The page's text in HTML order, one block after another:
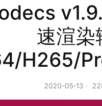
速渲染
H265/
2020-05-13